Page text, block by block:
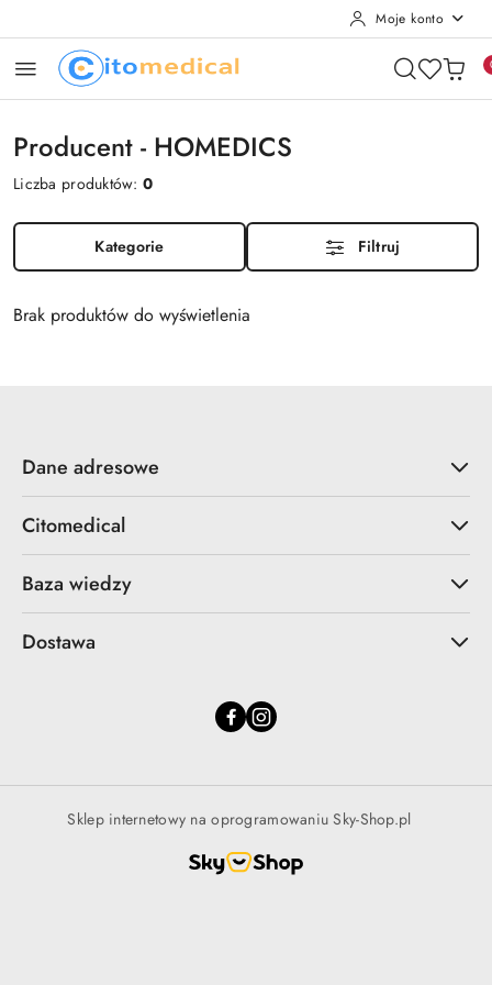
Moje konto
Producent - HOMEDICS
Liczba produktów:0
Kategorie Filtruj
Brak produktów do wyświetlenia
Dane adresowe
Citomedical
Baza wiedzy
Dostawa
Sklep internetowy na oprogramowaniu Sky-Shop.pl